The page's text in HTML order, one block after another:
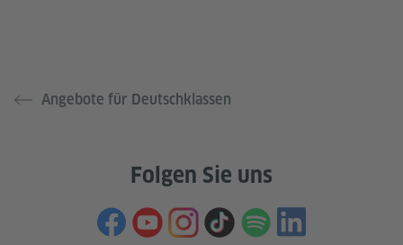
Angebote für Deutschklassen
Folgen Sie uns